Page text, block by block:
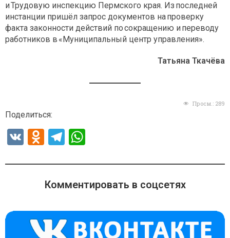
и Трудовую инспекцию Пермского края. Из последней
инстанции пришёл запрос документов на проверку
факта законности действий по сокращению и переводу
работников в «Муниципальный центр управления».
Татьяна Ткачёва
Просм.: 289
Поделиться:
V
O
n
o
a
T
e
gr
m
at
s
p
Комментировать в соцсетях